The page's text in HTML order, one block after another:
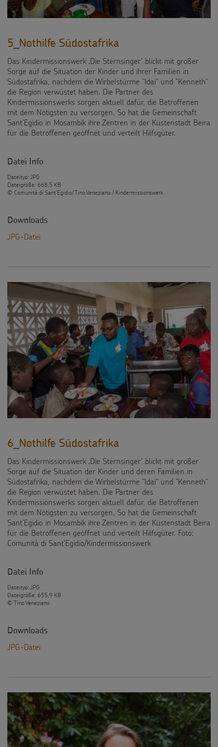
5_Nothilfe Südostafrika
Das Kindermissionswerk ‚Die Sternsinger‘ blickt mit großer
Sorge auf die Situation der Kinder und ihrer Familien in
Südostafrika, nachdem die Wirbelstürme "Idai" und "Kenneth"
die Region verwüstet haben. Die Partner des
Kindermissionswerks sorgen aktuell dafür, die Betroffenen
mit dem Nötigsten zu versorgen. So hat die Gemeinschaft
Sant’Egidio in Mosambik ihre Zentren in der Küstenstadt Beira
für die Betroffenen geöffnet und verteilt Hilfsgüter.
Datei Info
Dateityp: JPG
Dateigröße: 668,5 KB
© Comunità di Sant’Egidio/Tino Veneziano / Kindermissionswerk
Downloads
JPG-Datei
6_Nothilfe Südostafrika
Das Kindermissionswerk ‚Die Sternsinger‘ blickt mit großer
Sorge auf die Situation der Kinder und deren Familien in
Südostafrika, nachdem die Wirbelstürme "Idai" und "Kenneth"
die Region verwüstet haben. Die Partner des
Kindermissionswerks sorgen aktuell dafür, die Betroffenen
mit dem Nötigsten zu versorgen. So hat die Gemeinschaft
Sant’Egidio in Mosambik ihre Zentren in der Küstenstadt Beira
für die Betroffenen geöffnet und verteilt Hilfsgüter. Foto:
Comunità di Sant’Egidio/Kindermissionswerk
Datei Info
Dateityp: JPG
Dateigröße: 655,9 KB
© Tino Veneziano
Downloads
JPG-Datei